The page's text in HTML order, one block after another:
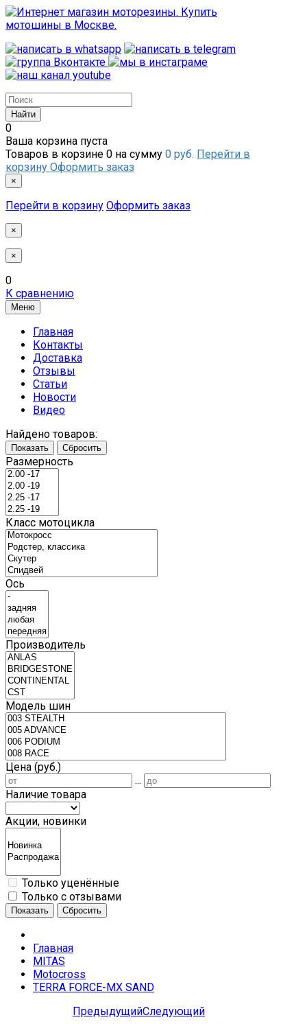
0
Ваша корзина пуста
Товаров в корзине 0 на сумму 0 руб. Перейти в
корзину Оформить заказ
×
Перейти в корзину Оформить заказ
×
×
0
К сравнению
Меню
Главная
Контакты
Доставка
Отзывы
Статьи
Новости
Видео
Найдено товаров:
Показать Сбросить
Размерность
Класс мотоцикла
Ось
Производитель
Модель шин
Цена (руб.)
...
Наличие товара
Акции, новинки
Только уценённые
Только с отзывами
Показать Сбросить
Главная
MITAS
Motocross
TERRA FORCE-MX SAND
ПредыдущийСледующий